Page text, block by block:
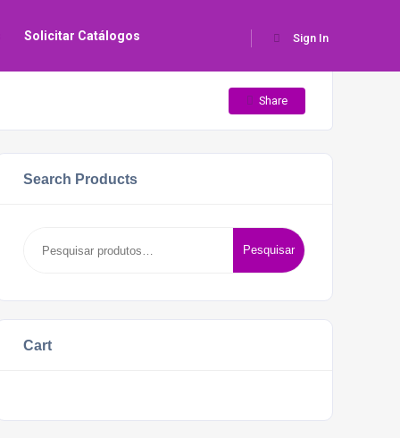
Sign In
Solicitar Catálogos
Share
Search Products
por:
Pesquisar
Cart